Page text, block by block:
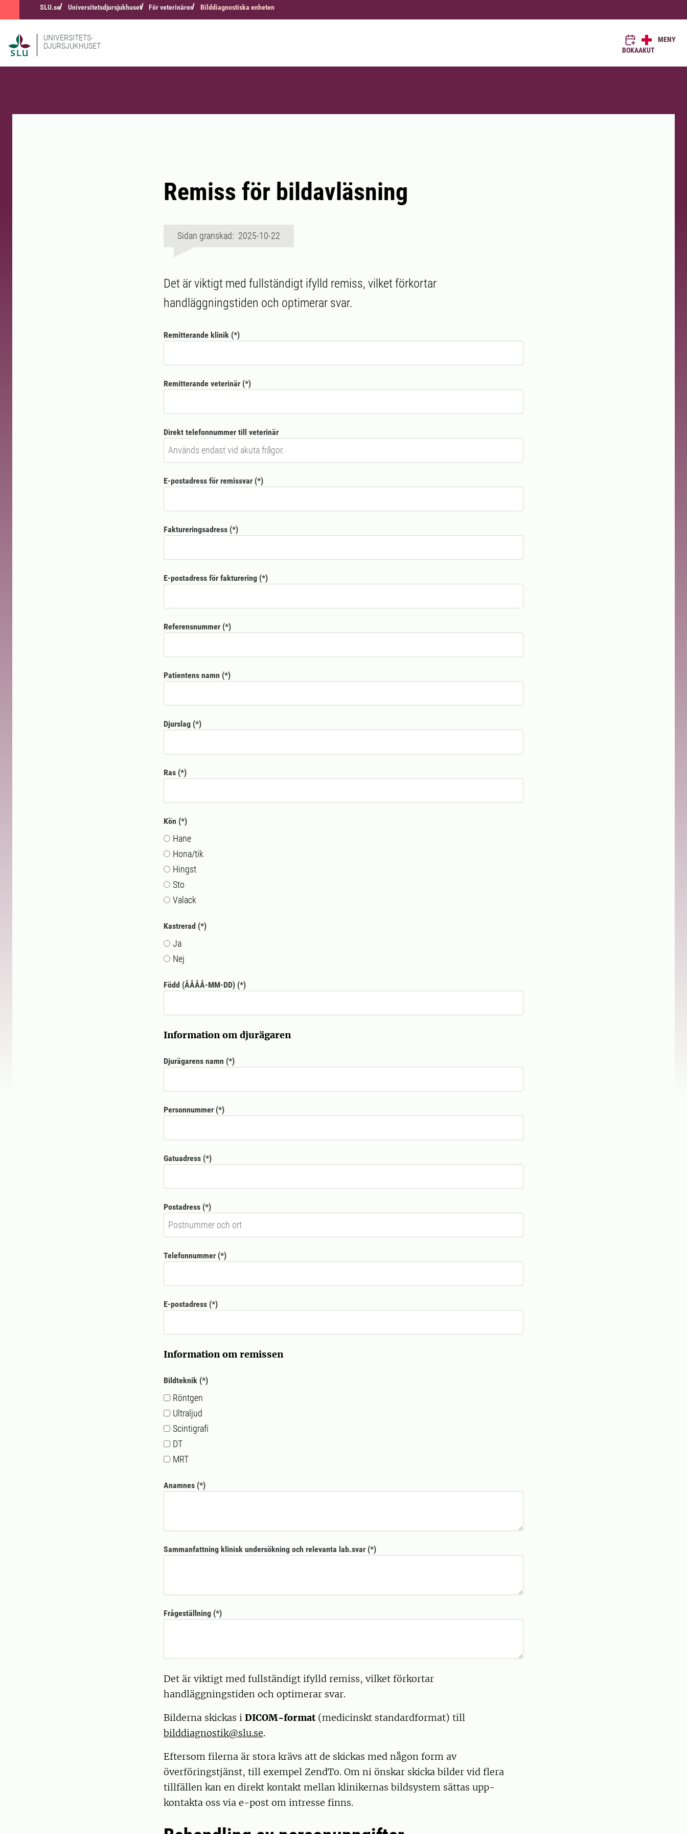
SLU.se Universitetsdjursjukhuset För veterinärer Bilddiagnostiska enheten
UNIVERSITETS-
DJURSJUKHUSET
BOKAAKUT
MENY
Remiss för bildavläsning
Sidan granskad: 2025-10-22
Det är viktigt med fullständigt ifylld remiss, vilket förkortar
handläggningstiden och optimerar svar.
Remitterande klinik
Remitterande veterinär
Direkt telefonnummer till veterinär
E-postadress för remissvar
Faktureringsadress
E-postadress för fakturering
Referensnummer
Patientens namn
Djurslag
Ras
Kön
Hane
Hona/tik
Hingst
Sto
Valack
Kastrerad
Ja
Nej
Född (ÅÅÅÅ-MM-DD)
Information om djurägaren
Djurägarens namn
Personnummer
Gatuadress
Postadress
Telefonnummer
E-postadress
Information om remissen
Bildteknik
Röntgen
Ultraljud
Scintigrafi
DT
MRT
Anamnes
Sammanfattning klinisk undersökning och relevanta lab.svar
Frågeställning
Det är viktigt med fullständigt ifylld remiss, vilket förkortar
handläggningstiden och optimerar svar.
Bilderna skickas i DICOM-format(medicinskt standardformat) till
bilddiagnostik@slu.se.
Eftersom filerna är stora krävs att de skickas med någon form av
överföringstjänst, till exempel ZendTo. Om ni önskar skicka bilder vid flera
tillfällen kan en direkt kontakt mellan klinikernas bildsystem sättas upp-
kontakta oss via e-post om intresse finns.